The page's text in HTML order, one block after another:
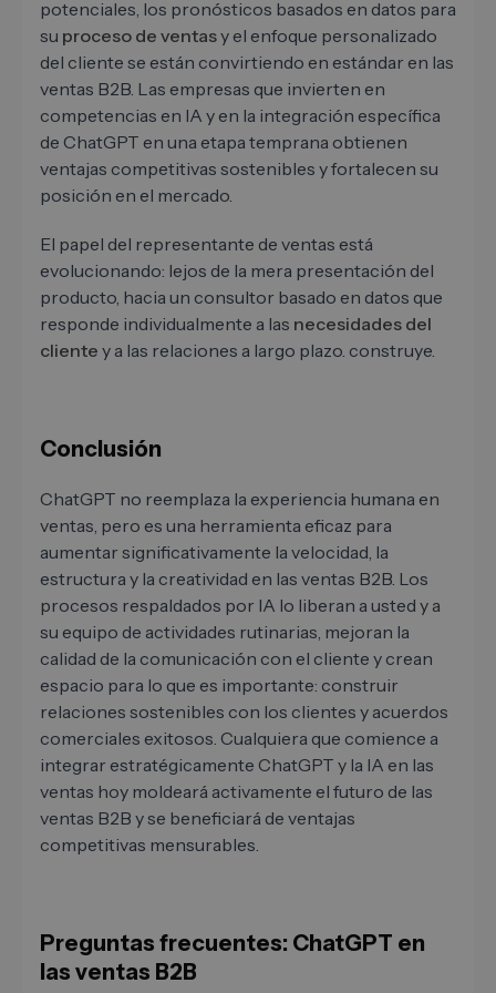
potenciales, los pronósticos basados ​​en datos para
su proceso de ventasy el enfoque personalizado
del cliente se están convirtiendo en estándar en las
ventas B2B. Las empresas que invierten en
competencias en IA y en la integración específica
de ChatGPT en una etapa temprana obtienen
ventajas competitivas sostenibles y fortalecen su
posición en el mercado.
El papel del representante de ventas está
evolucionando: lejos de la mera presentación del
producto, hacia un consultor basado en datos que
responde individualmente a las necesidades del
cliente y a las relaciones a largo plazo. construye.
Conclusión
ChatGPT no reemplaza la experiencia humana en
ventas, pero es una herramienta eficaz para
aumentar significativamente la velocidad, la
estructura y la creatividad en las ventas B2B. Los
procesos respaldados por IA lo liberan a usted y a
su equipo de actividades rutinarias, mejoran la
calidad de la comunicación con el cliente y crean
espacio para lo que es importante: construir
relaciones sostenibles con los clientes y acuerdos
comerciales exitosos. Cualquiera que comience a
integrar estratégicamente ChatGPT y la IA en las
ventas hoy moldeará activamente el futuro de las
ventas B2B y se beneficiará de ventajas
competitivas mensurables.
Preguntas frecuentes: ChatGPT en
las ventas B2B